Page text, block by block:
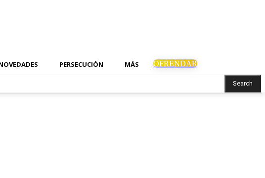
PERSECUCIÓN MÁS OFRENDAR
Search